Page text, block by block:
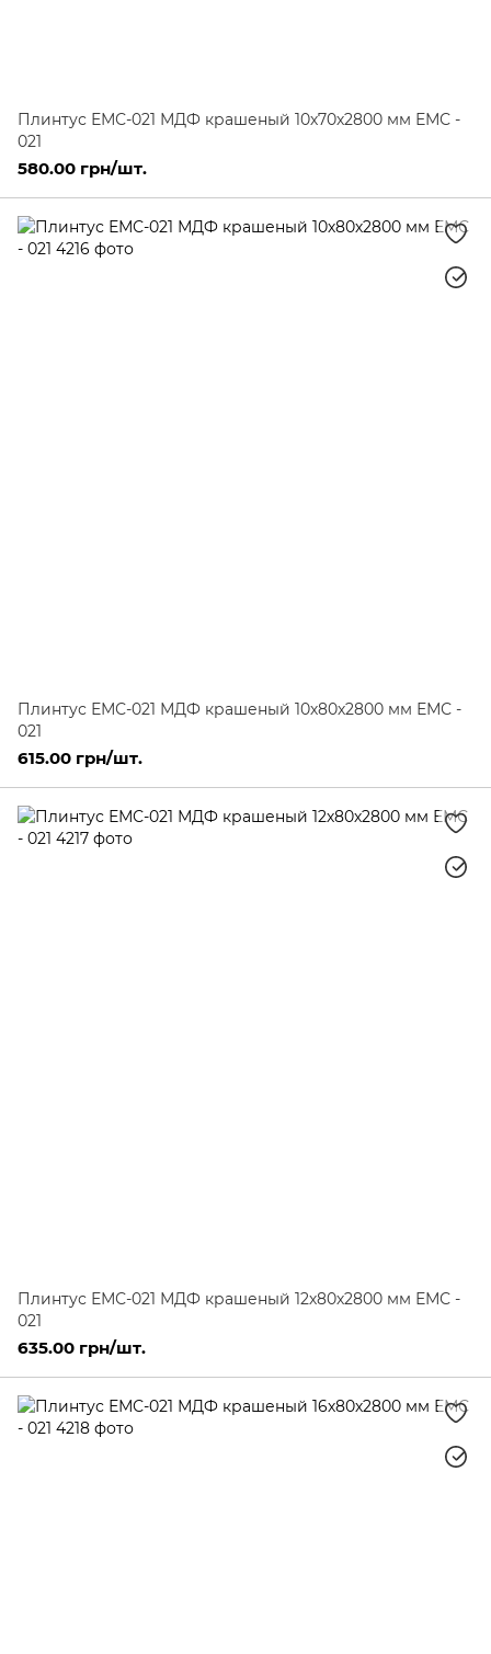
Плинтус ЕМС-021 МДФ крашеный 10х70х2800 мм ЕМС -
021
580.00 грн/шт.
Плинтус ЕМС-021 МДФ крашеный 10х80х2800 мм ЕМС -
021
615.00 грн/шт.
Плинтус ЕМС-021 МДФ крашеный 12х80х2800 мм ЕМС -
021
635.00 грн/шт.